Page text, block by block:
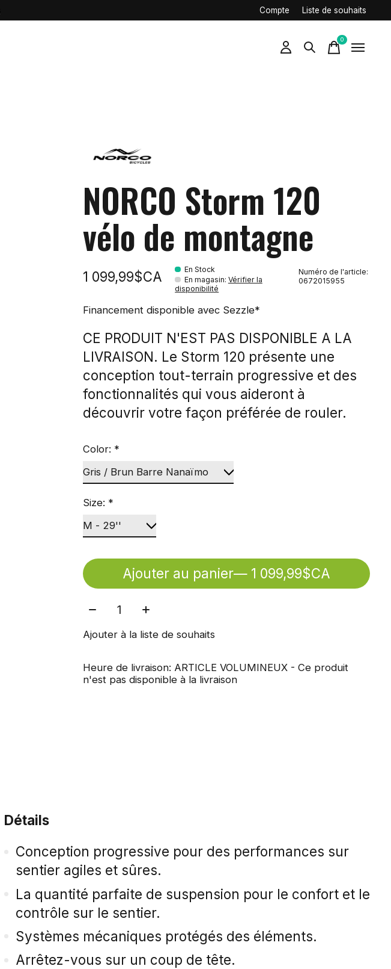
Compte Liste de souhaits
0items
NORCO Storm 120
vélo de montagne
1 099,99$CA
En Stock
En magasin: Vérifier la
disponibilité
Numéro de l'article:
0672015955
Financement disponible avec Sezzle*
CE PRODUIT N'EST PAS DISPONIBLE A LA
LIVRAISON. Le Storm 120 présente une
conception tout-terrain progressive et des
fonctionnalités qui vous aideront à
découvrir votre façon préférée de rouler.
Color: *
Size: *
Ajouter au panier
— 1 099,99$CA
Quantité:
Ajouter à la liste de souhaits
Heure de livraison: ARTICLE VOLUMINEUX - Ce produit
n'est pas disponible à la livraison
Détails
Conception progressive pour des performances sur
sentier agiles et sûres.
La quantité parfaite de suspension pour le confort et le
contrôle sur le sentier.
Systèmes mécaniques protégés des éléments.
Arrêtez-vous sur un coup de tête.